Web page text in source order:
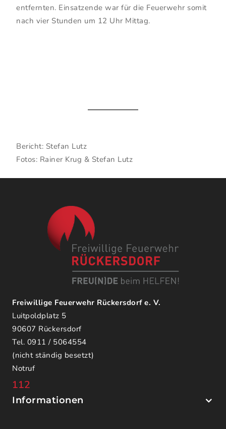
entfernten. Einsatzende war für die Feuerwehr somit
nach vier Stunden um 12 Uhr Mittag.
Bericht: Stefan Lutz
Fotos: Rainer Krug & Stefan Lutz
Freiwillige Feuerwehr Rückersdorf e. V.
Luitpoldplatz 5
90607 Rückersdorf
Tel. 0911 / 5064554
(nicht ständig besetzt)
Notruf
112
Informationen